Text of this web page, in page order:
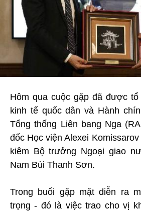
Hôm qua cuộc gặp đã được
kinh tế quốc dân và Hành
Tổng thống Liên bang Nga
đốc Học viện Alexei
kiêm Bộ trưởng Ngoại giao
Nam Bùi Thanh Sơn.
Trong buổi gặp mặt diễn ra
trọng - đó là việc trao cho vị